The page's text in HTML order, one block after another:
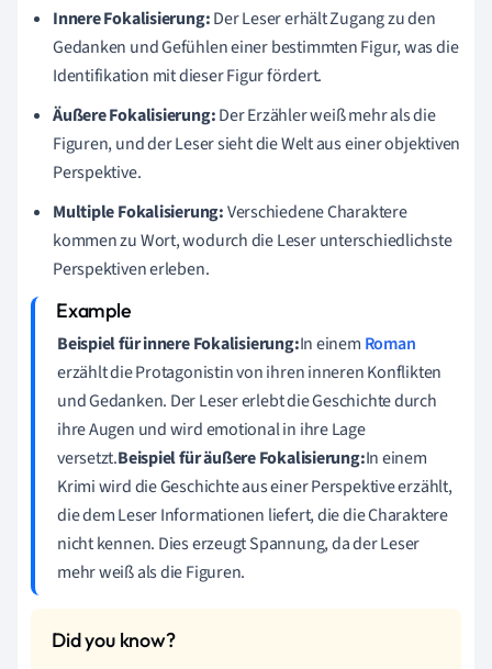
Innere Fokalisierung:Der Leser erhält Zugang zu den
Gedanken und Gefühlen einer bestimmten Figur, was die
Identifikation mit dieser Figur fördert.
Äußere Fokalisierung:Der Erzähler weiß mehr als die
Figuren, und der Leser sieht die Welt aus einer objektiven
Perspektive.
Multiple Fokalisierung:Verschiedene Charaktere
kommen zu Wort, wodurch die Leser unterschiedlichste
Perspektiven erleben.
Beispiel für innere Fokalisierung:In einem Roman
erzählt die Protagonistin von ihren inneren Konflikten
und Gedanken. Der Leser erlebt die Geschichte durch
ihre Augen und wird emotional in ihre Lage
versetzt.Beispiel für äußere Fokalisierung:In einem
Krimi wird die Geschichte aus einer Perspektive erzählt,
die dem Leser Informationen liefert, die die Charaktere
nicht kennen. Dies erzeugt Spannung, da der Leser
mehr weiß als die Figuren.